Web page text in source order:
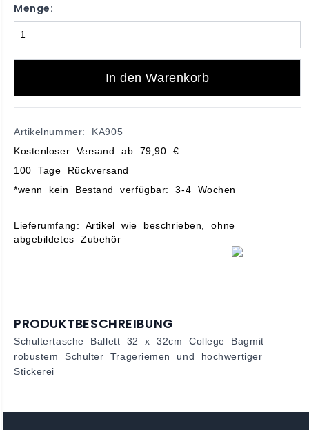
Menge:
In den Warenkorb
Artikelnummer: KA905
Kostenloser Versand ab 79,90 €
100 Tage Rückversand
*wenn kein Bestand verfügbar: 3-4 Wochen
Lieferumfang: Artikel wie beschrieben, ohne
abgebildetes Zubehör
PRODUKTBESCHREIBUNG
Schultertasche Ballett 32 x 32cm College Bagmit
robustem Schulter Trageriemen und hochwertiger
Stickerei